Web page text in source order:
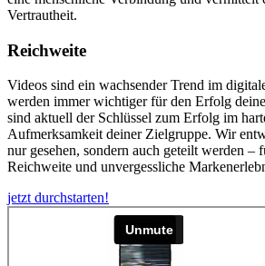
Vertrautheit.
Reichweite
Videos sind ein wachsender Trend im
werden immer wichtiger für den Erfolg
sind aktuell der Schlüssel zum Erfolg im
Aufmerksamkeit deiner Zielgruppe. Wir
nur gesehen, sondern auch geteilt werden –
Reichweite und unvergessliche
jetzt durchstarten!